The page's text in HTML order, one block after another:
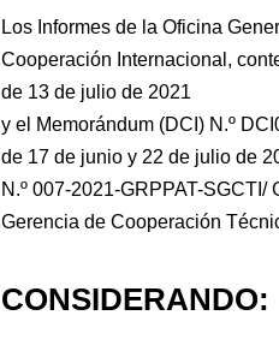
Los Informes de la Oficina
Cooperación Internacional,
de 13 de julio de 2021
y el Memorándum (DCI) N.º
de 17 de junio y 22 de julio de
N.º 007-2021-GRPPAT-
Gerencia de Cooperación
CONSIDERANDO: